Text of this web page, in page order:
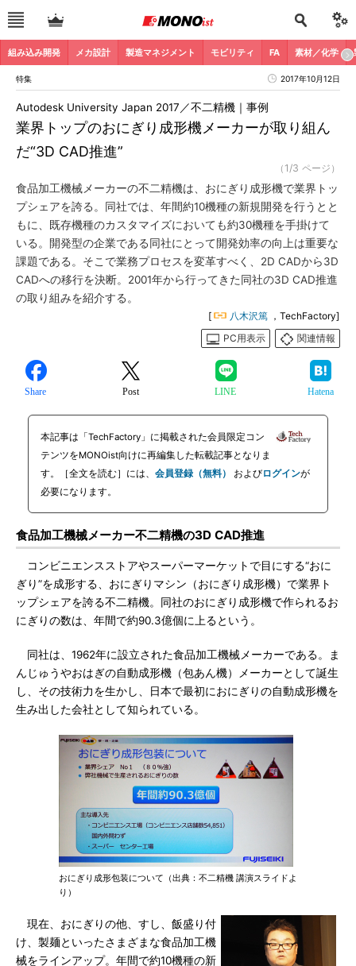
組み込み開発 メカ設計 製造マネジメント モビリティ FA 素材／化学
特集 2017年10月12日
業界トップのおにぎり成形機メーカーが取り組ん
だ“3D CAD推進”
Autodesk University Japan 2017／不二精機｜事例
（1/3 ページ）
食品加工機械メーカーの不二精機は、おにぎり成形機で業界トッ
プシェアを誇る。同社では、年間約10機種の新規開発を行うとと
もに、既存機種のカスタマイズにおいても約30機種を手掛けて
いる。開発型の企業である同社にとって開発効率の向上は重要な
課題である。そこで業務プロセスを変革すべく、2D CADから3D
CADへの移行を決断。2001年から行ってきた同社の3D CAD推進
の取り組みを紹介する。
[ 八木沢篤 ，TechFactory]
PC用表示
関連情報
Share Post LINE Hatena
本記事は「TechFactory」に掲載された会員限定コン
テンツをMONOist向けに再編集した転載記事となりま
す。［全文を読む］には、 会員登録（無料） およびログインが
必要になります。
食品加工機械メーカー不二精機の3D CAD推進
コンビニエンスストアやスーパーマーケットで目にする“おに
ぎり”を成形する、おにぎりマシン（おにぎり成形機）で業界ト
ップシェアを誇る不二精機。同社のおにぎり成形機で作られるお
にぎりの数は、年間で約90.3億個に上るという。
同社は、1962年に設立された食品加工機械メーカーである。ま
んじゅうやおはぎの自動成形機（包あん機）メーカーとして誕生
し、その技術力を生かし、日本で最初におにぎりの自動成形機を
生み出した会社として知られている。
おにぎり成形包装について（出典：不二精機 講演スライドよ
り）
現在、おにぎりの他、すし、飯盛り付
け、製麺といったさまざまな食品加工機
械をラインアップ。年間で約10機種の新